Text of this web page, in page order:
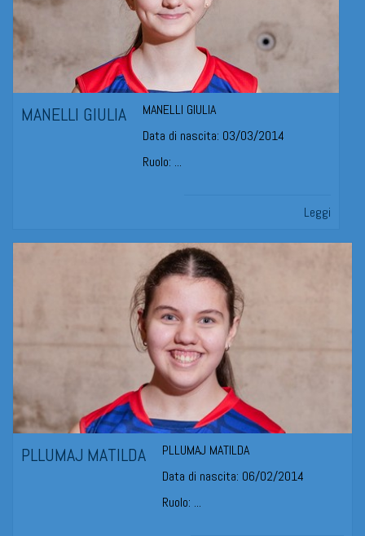
MANELLI GIULIA
MANELLI GIULIA
Data di nascita: 03/03/2014
Ruolo: ...
Leggi
PLLUMAJ MATILDA
PLLUMAJ MATILDA
Data di nascita: 06/02/2014
Ruolo: ...